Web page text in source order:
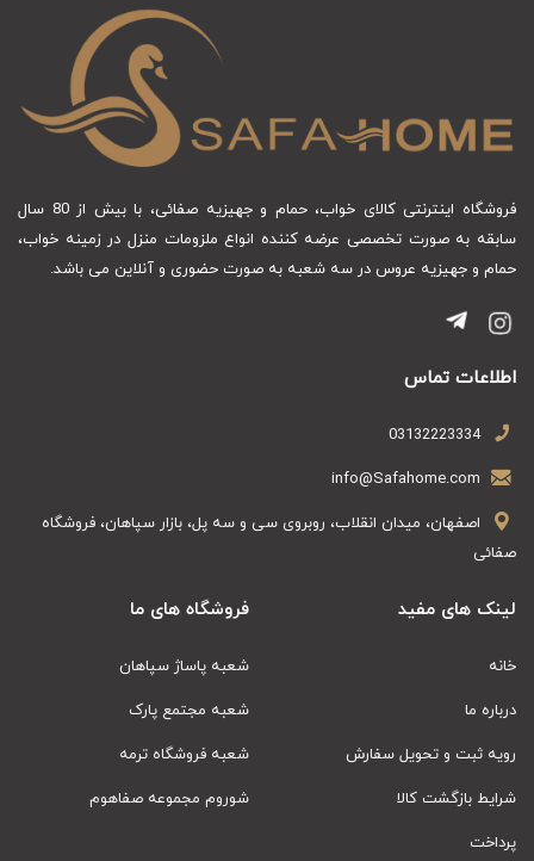
فروشگاه اینترنتی کالای خواب، حمام و جهیزیه صفائی، با بیش از 80 سال
سابقه به صورت تخصصی عرضه کننده انواع ملزومات منزل در زمینه خواب،
حمام و جهیزیه عروس در سه شعبه به صورت حضوری و آنلاین می باشد.
اطلاعات تماس
03132223334
info@Safahome.com
اصفهان، میدان انقلاب، روبروی سی و سه پل، بازار سپاهان، فروشگاه
صفائی
لینک های مفید
خانه
درباره ما
رویه ثبت و تحویل سفارش
شرایط بازگشت کالا
پرداخت
فروشگاه های ما
شعبه پاساژ سپاهان
شعبه مجتمع پارک
شعبه فروشگاه ترمه
شوروم مجموعه صفاهوم